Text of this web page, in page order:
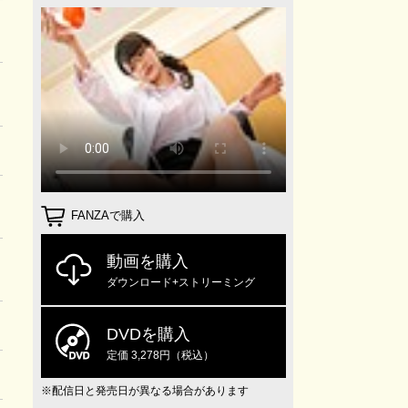
FANZAで購入
動画を購入
ダウンロード+ストリーミング
DVDを購入
定価 3,278円（税込）
※配信日と発売日が異なる場合があります